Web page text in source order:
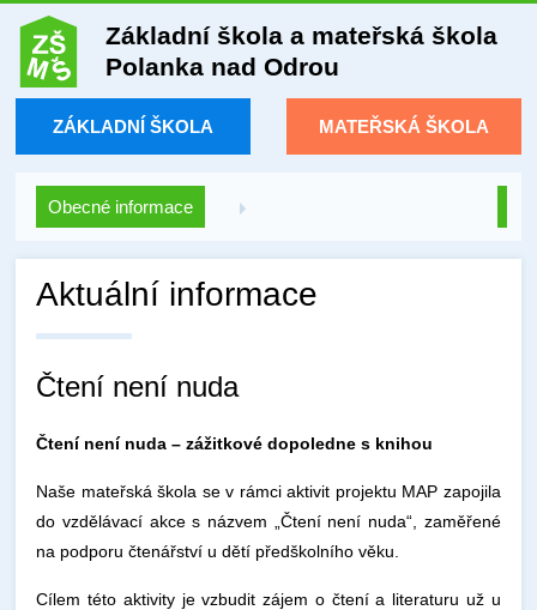
Základní škola a mateřská škola
Polanka nad Odrou
ZÁKLADNÍ ŠKOLA MATEŘSKÁ ŠKOLA
Obecné informace
Aktuální informace
Čtení není nuda
Čtení není nuda – zážitkové dopoledne s knihou
Naše mateřská škola se v rámci aktivit projektu MAP zapojila
do vzdělávací akce s názvem „Čtení není nuda“, zaměřené
na podporu čtenářství u dětí předškolního věku.
Cílem této aktivity je vzbudit zájem o čtení a literaturu už u